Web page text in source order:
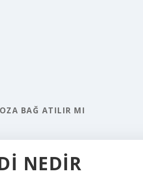
BAĞ ATILIR MI
NEDIR